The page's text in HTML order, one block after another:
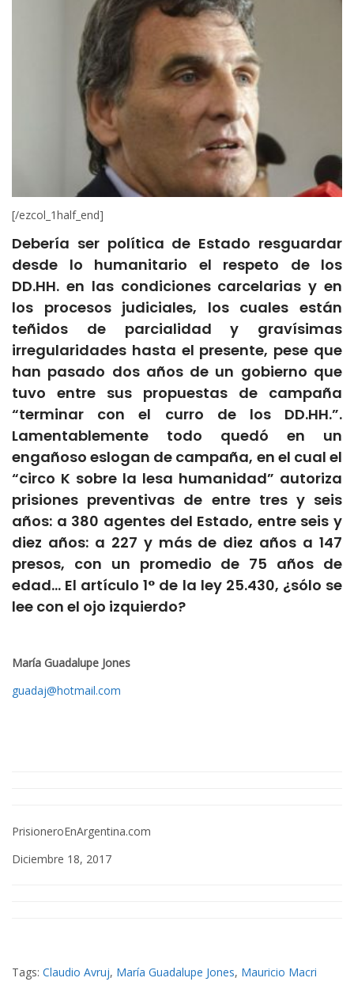
[/ezcol_1half_end]
Debería ser política de Estado resguardar
desde lo humanitario el respeto de los
DD.HH. en las condiciones carcelarias y en
los procesos judiciales, los cuales están
teñidos de parcialidad y gravísimas
irregularidades hasta el presente, pese que
han pasado dos años de un gobierno que
tuvo entre sus propuestas de campaña
“terminar con el curro de los DD.HH.”.
Lamentablemente todo quedó en un
engañoso eslogan de campaña, en el cual el
“circo K sobre la lesa humanidad” autoriza
prisiones preventivas de entre tres y seis
años: a 380 agentes del Estado, entre seis y
diez años: a 227 y más de diez años a 147
presos, con un promedio de 75 años de
edad… El artículo 1° de la ley 25.430, ¿sólo se
lee con el ojo izquierdo?
María Guadalupe Jones
guadaj@hotmail.com
PrisioneroEnArgentina.com
Diciembre 18, 2017
Tags: Claudio Avruj, María Guadalupe Jones, Mauricio Macri